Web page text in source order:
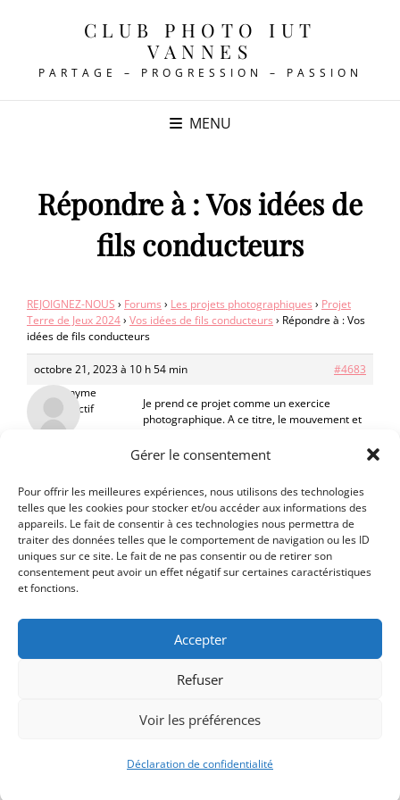
Gérer le consentement
Pour offrir les meilleures expériences, nous utilisons des technologies
telles que les cookies pour stocker et/ou accéder aux informations des
appareils. Le fait de consentir à ces technologies nous permettra de
traiter des données telles que le comportement de navigation ou les ID
uniques sur ce site. Le fait de ne pas consentir ou de retirer son
consentement peut avoir un effet négatif sur certaines caractéristiques
et fonctions.
Accepter
Refuser
Voir les préférences
Déclaration de confidentialité
CLUB PHOTO IUT
VANNES
PARTAGE – PROGRESSION – PASSION
MENU
Répondre à : Vos idées de
fils conducteurs
REJOIGNEZ-NOUS › Forums › Les projets photographiques › Projet
Terre de Jeux 2024› Vos idées de fils conducteurs › Répondre à : Vos
idées de fils conducteurs
octobre 21, 2023 à 10 h 54 min
#4683
Anonyme
Inactif
Je prend ce projet comme un exercice
photographique. A ce titre, le mouvement et
que le sport qui en général me barbe un
soient explorées.
Signify-Child ByClub Photo IUT Vannes @2025